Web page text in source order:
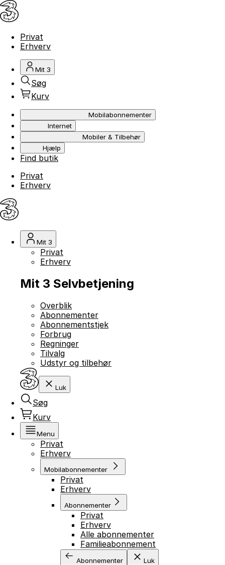
Privat
Erhverv
Mit 3
Søg
Kurv
Mobilabonnementer
Internet
Mobiler & Tilbehør
Hjælp
Find butik
Privat
Erhverv
Mit 3
Privat
Erhverv
Mit 3 Selvbetjening
Overblik
Abonnementer
Abonnementstjek
Forbrug
Regninger
Tilvalg
Udstyr og tilbehør
Luk
Søg
Kurv
Menu
Privat
Erhverv
Mobilabonnementer
Privat
Erhverv
Abonnementer
Privat
Erhverv
Alle abonnementer
Familieabonnement
Abonnementer Luk